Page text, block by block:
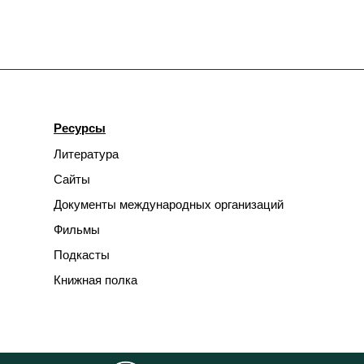
Ресурсы
Литература
Сайты
Документы международных организаций
Фильмы
Подкасты
Книжная полка